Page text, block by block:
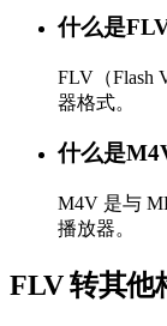
什么是
FLV（Flash
器格式。
什么是
M4V 是与
播放器。
FLV 转其他